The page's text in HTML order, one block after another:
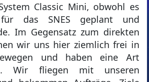
Classic Mini, obwohl es
das SNES geplant und
Im Gegensatz zum direkten
wir uns hier ziemlich frei in
und haben eine Art
Wir fliegen mit unseren